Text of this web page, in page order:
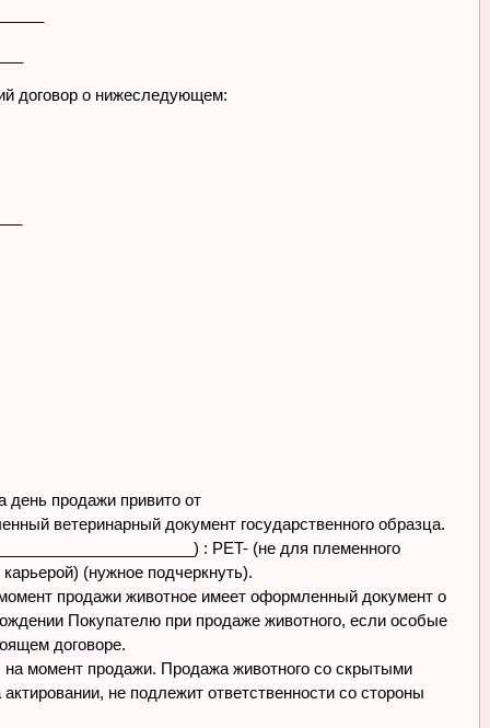
договор о нижеследующем:
день продажи привито от
ветеринарный документ государственного образца.
: PET- (не для племенного
(нужное подчеркнуть).
продажи животное имеет оформленный документ о
Покупателю при продаже животного, если особые
договоре.
на момент продажи. Продажа животного со скрытыми
не подлежит ответственности со стороны